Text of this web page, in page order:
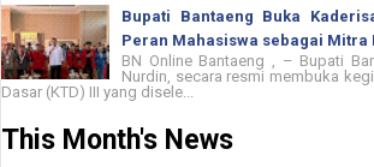
Bupati Bantaeng Buka
Peran Mahasiswa sebagai Mitra
BN Online Bantaeng , – Bupati
Nurdin, secara resmi membuka
Dasar (KTD) III yang disele...
This Month's News